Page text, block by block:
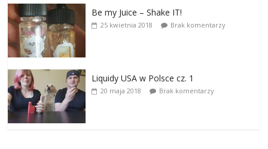
Be my Juice – Shake IT!
25 kwietnia 2018 Brak komentarzy
Liquidy USA w Polsce cz. 1
20 maja 2018 Brak komentarzy